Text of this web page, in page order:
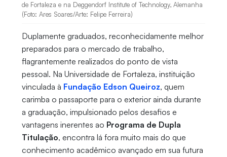
de Fortaleza e na Deggendorf Institute of Technology, Alemanha
(Foto: Ares Soares/Arte: Felipe Ferreira)
Duplamente graduados, reconhecidamente melhor
preparados para o mercado de trabalho,
flagrantemente realizados do ponto de vista
pessoal. Na Universidade de Fortaleza, instituição
vinculada à Fundação Edson Queiroz, quem
carimba o passaporte para o exterior ainda durante
a graduação, impulsionado pelos desafios e
vantagens inerentes ao Programa de Dupla
Titulação, encontra lá fora muito mais do que
conhecimento acadêmico avançado em sua futura